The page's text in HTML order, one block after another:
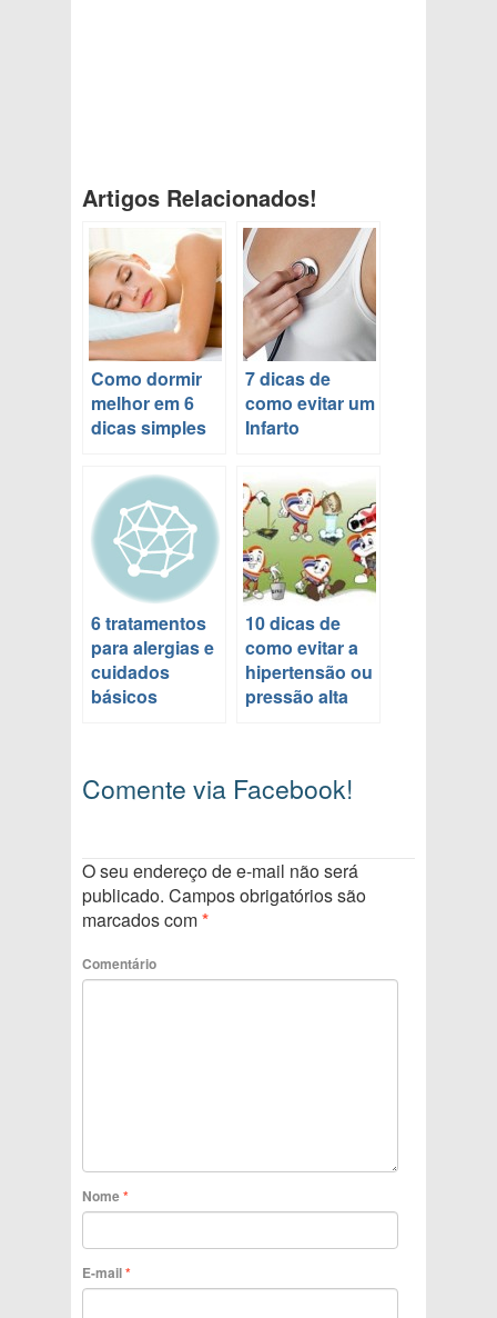
Artigos Relacionados!
Como dormir
melhor em 6
dicas simples
7 dicas de
como evitar um
Infarto
6 tratamentos
para alergias e
cuidados
básicos
10 dicas de
como evitar a
hipertensão ou
pressão alta
Comente via Facebook!
O seu endereço de e-mail não será
publicado. Campos obrigatórios são
marcados com*
Comentário
Nome*
E-mail*